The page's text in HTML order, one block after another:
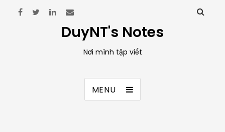
DuyNT's Notes
Nơi mình tập viết
MENU